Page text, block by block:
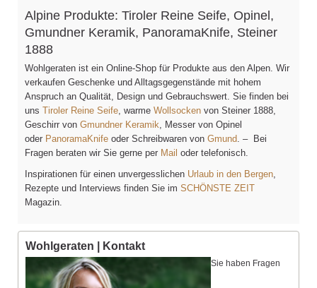
Alpine Produkte: Tiroler Reine Seife, Opinel,
Gmundner Keramik, PanoramaKnife, Steiner
1888
Wohlgeraten ist ein Online-Shop für Produkte aus den Alpen. Wir
verkaufen Geschenke und Alltagsgegenstände mit hohem
Anspruch an Qualität, Design und Gebrauchswert. Sie finden bei
uns Tiroler Reine Seife , warme Wollsocken von Steiner 1888,
Geschirr von Gmundner Keramik , Messer von Opinel
oder PanoramaKnife oder Schreibwaren von Gmund . – Bei
Fragen beraten wir Sie gerne per Mail oder telefonisch.
Inspirationen für einen unvergesslichen Urlaub in den Bergen
Rezepte und Interviews finden Sie im SCHÖNSTE ZEIT
Magazin.
Wohlgeraten | Kontakt
Sie haben Fragen